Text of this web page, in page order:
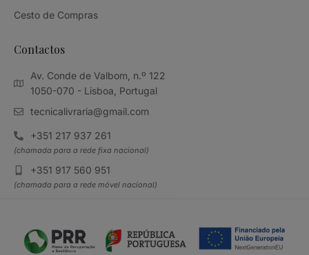
Cesto de Compras
Contactos
Av. Conde de Valbom, n.º 122
1050-070 - Lisboa, Portugal
tecnicalivraria@gmail.com
+351 217 937 261
(chamada para a rede fixa nacional)
+351 917 560 951
(chamada para a rede móvel nacional)